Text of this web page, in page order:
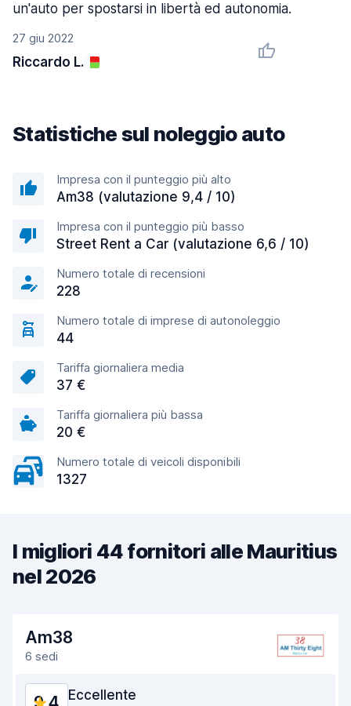
27 giu 2022
Riccardo L.
un'auto per spostarsi in libertà ed autonomia.
Statistiche sul noleggio auto
Impresa con il punteggio più alto
Am38 (valutazione 9,4 / 10)
Impresa con il punteggio più basso
Street Rent a Car (valutazione 6,6 / 10)
Numero totale di recensioni
228
Numero totale di imprese di autonoleggio
44
Tariffa giornaliera media
37 €
Tariffa giornaliera più bassa
20 €
Numero totale di veicoli disponibili
1327
I migliori 44 fornitori alle Mauritius
nel 2026
Am38
6 sedi
Eccellente